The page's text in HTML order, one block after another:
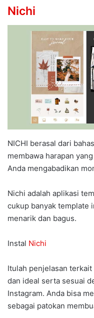
Nichi
NICHI berasal dari
membawa harapan
Anda mengabadikan
Nichi adalah aplikasi
cukup banyak template
menarik dan bagus.
Instal Nichi
Itulah penjelasan
dan ideal serta sesuai
Instagram. Anda bisa
sebagai patokan